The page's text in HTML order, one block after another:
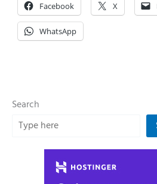
Facebook X
WhatsApp
Search